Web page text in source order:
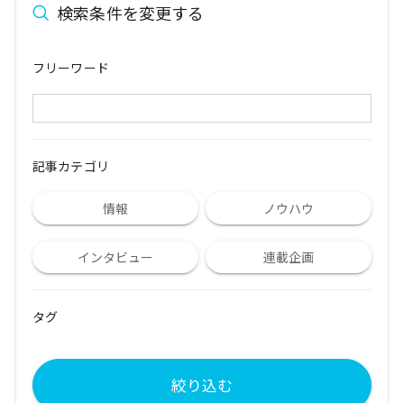
検索条件を変更する
フリーワード
記事カテゴリ
情報 ノウハウ
インタビュー 連載企画
タグ
絞り込む